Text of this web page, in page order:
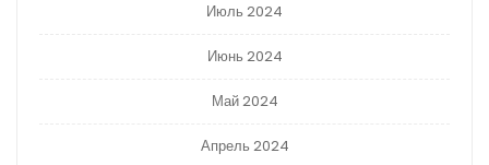
Июль 2024
Июнь 2024
Май 2024
Апрель 2024